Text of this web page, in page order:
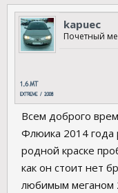
kapuec
Почетный
Всем доброго
Флюика 2014 года
родной краске
как он стоит нет
любимым меганом